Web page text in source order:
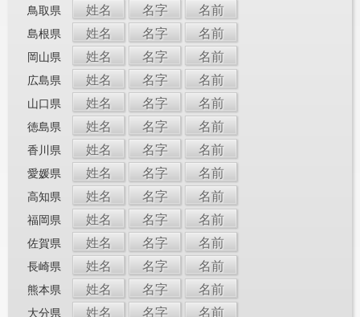
鳥取県 姓名 名字 名前
島根県 姓名 名字 名前
岡山県 姓名 名字 名前
広島県 姓名 名字 名前
山口県 姓名 名字 名前
徳島県 姓名 名字 名前
香川県 姓名 名字 名前
愛媛県 姓名 名字 名前
高知県 姓名 名字 名前
福岡県 姓名 名字 名前
佐賀県 姓名 名字 名前
長崎県 姓名 名字 名前
熊本県 姓名 名字 名前
大分県 姓名 名字 名前